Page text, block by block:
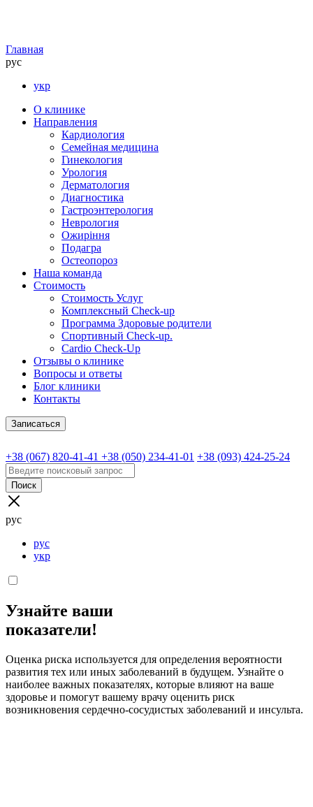
Главная
рус
укр
О клинике
Направления
Кардиология
Семейная медицина
Гинекология
Урология
Дерматология
Диагностика
Гастроэнтерология
Неврология
Ожиріння
Подагра
Остеопороз
Наша команда
Стоимость
Стоимость Услуг
Комплексный Check-up
Программа Здоровые родители
Спортивный Check-up.
Cardio Check-Up
Отзывы о клинике
Вопросы и ответы
Блог клиники
Контакты
Записаться
+38 (067) 820-41-41 +38 (050) 234-41-01 +38 (093) 424-25-24
Поиск
рус
рус
укр
Узнайте ваши
показатели!
Оценка риска используется для определения вероятности
развития тех или иных заболеваний в будущем. Узнайте о
наиболее важных показателях, которые влияют на ваше
здоровье и помогут вашему врачу оценить риск
возникновения сердечно-сосудистых заболеваний и инсульта.